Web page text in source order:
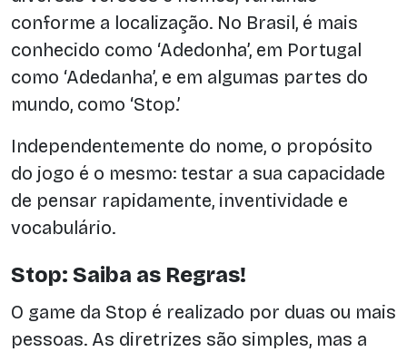
conforme a localização. No Brasil, é mais
conhecido como ‘Adedonha’, em Portugal
como ‘Adedanha’, e em algumas partes do
mundo, como ‘Stop.’
Independentemente do nome, o propósito
do jogo é o mesmo: testar a sua capacidade
de pensar rapidamente, inventividade e
vocabulário.
Stop: Saiba as Regras!
O game da Stop é realizado por duas ou mais
pessoas. As diretrizes são simples, mas a